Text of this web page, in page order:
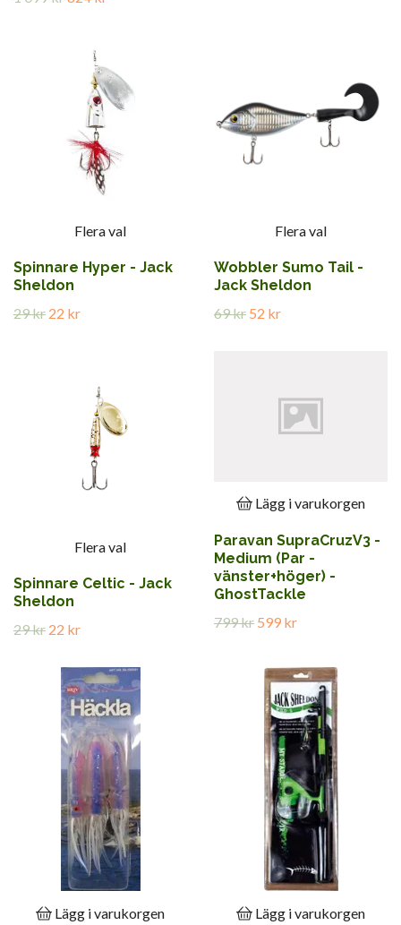
Flera val
Spinnare Hyper - Jack
Sheldon
29 kr 22 kr
Flera val
Wobbler Sumo Tail -
Jack Sheldon
69 kr 52 kr
Flera val
Spinnare Celtic - Jack
Sheldon
29 kr 22 kr
Lägg i varukorgen
Paravan SupraCruzV3 -
Medium (Par -
vänster+höger) -
GhostTackle
799 kr 599 kr
Lägg i varukorgen Lägg i varukorgen